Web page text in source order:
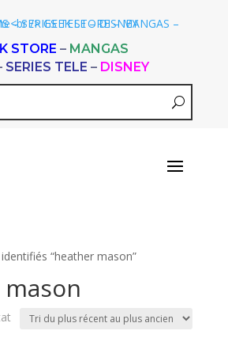
STORE – MANGAS
SERIES TELE – DISNEY
“heather mason”